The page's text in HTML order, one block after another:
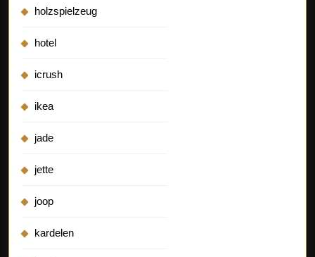
holzspielzeug
hotel
icrush
ikea
jade
jette
joop
kardelen